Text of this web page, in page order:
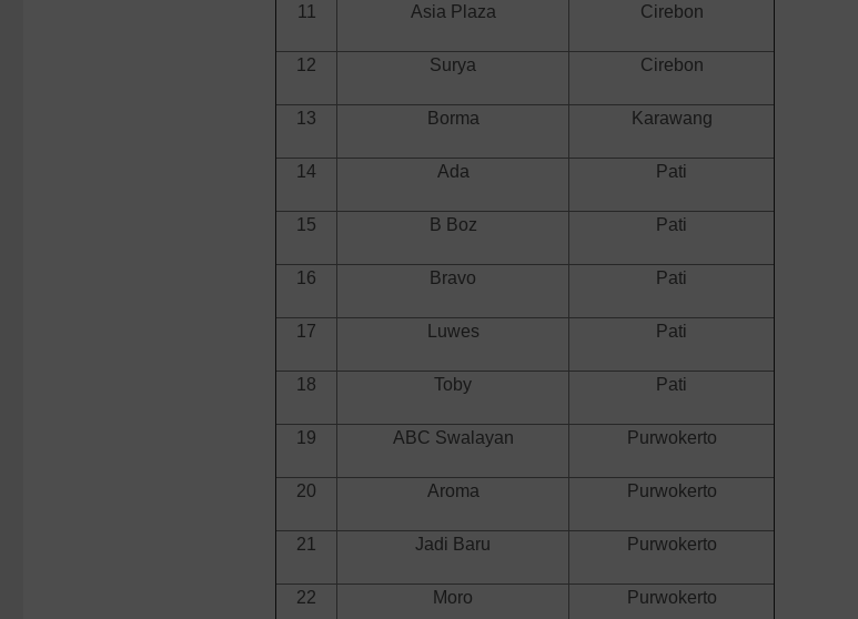
11 Asia Plaza Cirebon
12 Surya Cirebon
13 Borma Karawang
14 Ada Pati
15 B Boz Pati
16 Bravo Pati
17 Luwes Pati
18 Toby Pati
19 ABC Swalayan Purwokerto
20 Aroma Purwokerto
21 Jadi Baru Purwokerto
22 Moro Purwokerto